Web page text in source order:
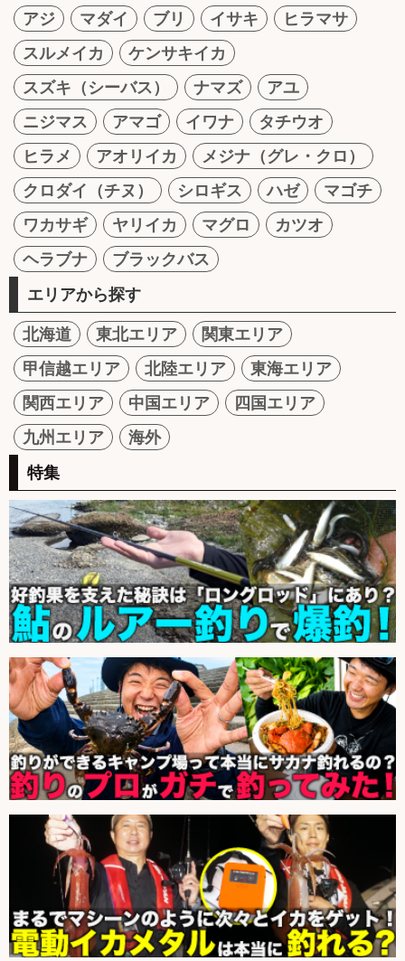
アジ マダイ ブリ イサキ
ヒラマサ
スルメイカ
ケンサキイカ
スズキ（シーバス）
ナマズ
アユ
ニジマス
アマゴ イワナ
タチウオ
ヒラメ
アオリイカ
メジナ（グレ・クロ）
クロダイ（チヌ）
シロギス ハゼ
マゴチ
ワカサギ
ヤリイカ マグロ
カツオ
ヘラブナ
ブラックバス
エリアから探す
北海道 東北エリア
関東エリア
甲信越エリア
北陸エリア
東海エリア
関西エリア
中国エリア
四国エリア
九州エリア
海外
特集